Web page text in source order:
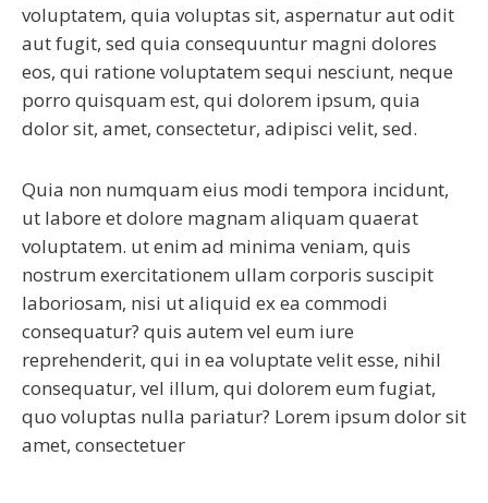
voluptatem, quia voluptas sit, aspernatur aut odit
aut fugit, sed quia consequuntur magni dolores
eos, qui ratione voluptatem sequi nesciunt, neque
porro quisquam est, qui dolorem ipsum, quia
dolor sit, amet, consectetur, adipisci velit, sed.
Quia non numquam eius modi tempora incidunt,
ut labore et dolore magnam aliquam quaerat
voluptatem. ut enim ad minima veniam, quis
nostrum exercitationem ullam corporis suscipit
laboriosam, nisi ut aliquid ex ea commodi
consequatur? quis autem vel eum iure
reprehenderit, qui in ea voluptate velit esse, nihil
consequatur, vel illum, qui dolorem eum fugiat,
quo voluptas nulla pariatur? Lorem ipsum dolor sit
amet, consectetuer